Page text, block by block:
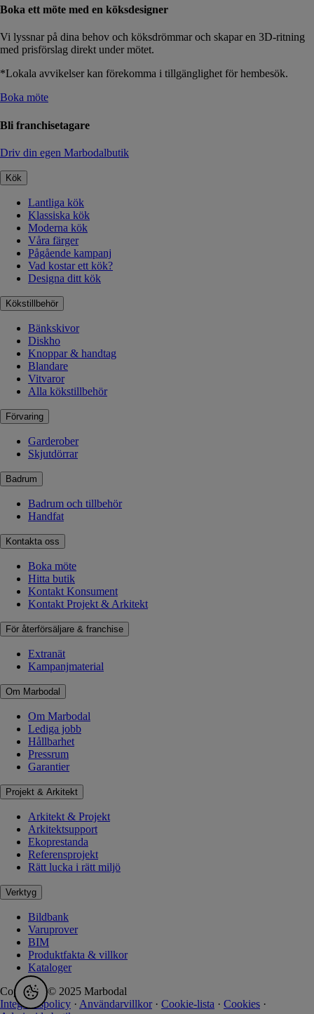
Boka ett möte med en köksdesigner
Vi lyssnar på dina behov och köksdrömmar och skapar en 3D-ritning
med prisförslag direkt under mötet.
*Lokala avvikelser kan förekomma i tillgänglighet för hembesök.
Boka möte
Bli franchisetagare
Driv din egen Marbodalbutik
Kök
Lantliga kök
Klassiska kök
Moderna kök
Våra färger
Pågående kampanj
Vad kostar ett kök?
Designa ditt kök
Kökstillbehör
Bänkskivor
Diskho
Knoppar & handtag
Blandare
Vitvaror
Alla kökstillbehör
Förvaring
Garderober
Skjutdörrar
Badrum
Badrum och tillbehör
Handfat
Kontakta oss
Boka möte
Hitta butik
Kontakt Konsument
Kontakt Projekt & Arkitekt
För återförsäljare & franchise
Extranät
Kampanjmaterial
Om Marbodal
Om Marbodal
Lediga jobb
Hållbarhet
Pressrum
Garantier
Projekt & Arkitekt
Arkitekt & Projekt
Arkitektsupport
Ekoprestanda
Referensprojekt
Rätt lucka i rätt miljö
Verktyg
Bildbank
Varuprover
BIM
Produktfakta & villkor
Kataloger
Copyright © 2025 Marbodal
Integritetspolicy · Användarvillkor · Cookie-lista · Cookies ·